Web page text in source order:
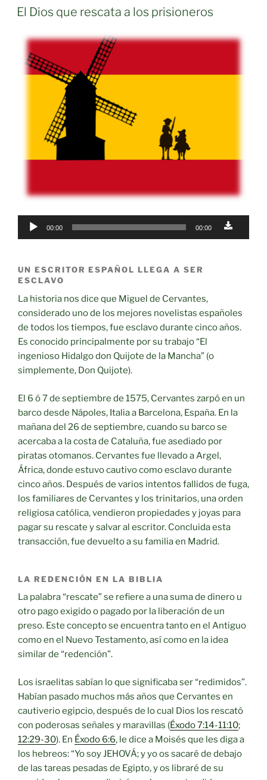
ON
El Dios que rescata a los prisioneros
Audio
00:00 00:00
UN ESCRITOR ESPAÑOL LLEGA A SER
ESCLAVO
La historia nos dice que Miguel de Cervantes,
considerado uno de los mejores novelistas españoles
de todos los tiempos, fue esclavo durante cinco años.
Es conocido principalmente por su trabajo “El
ingenioso Hidalgo don Quijote de la Mancha” (o
simplemente, Don Quijote).
El 6 ó 7 de septiembre de 1575, Cervantes zarpó en un
barco desde Nápoles, Italia a Barcelona, ​​España. En la
mañana del 26 de septiembre, cuando su barco se
acercaba a la costa de Cataluña, fue asediado por
piratas otomanos. Cervantes fue llevado a Argel,
África, donde estuvo cautivo como esclavo durante
cinco años. Después de varios intentos fallidos de fuga,
los familiares de Cervantes y los trinitarios, una orden
religiosa católica, vendieron propiedades y joyas para
pagar su rescate y salvar al escritor. Concluida esta
transacción, fue devuelto a su familia en Madrid.
LA REDENCIÓN EN LA BIBLIA
La palabra “rescate” se refiere a una suma de dinero u
otro pago exigido o pagado por la liberación de un
preso. Este concepto se encuentra tanto en el Antiguo
como en el Nuevo Testamento, así como en la idea
similar de “redención”.
Los israelitas sabían lo que significaba ser “redimidos”.
Habían pasado muchos más años que Cervantes en
cautiverio egipcio, después de lo cual Dios los rescató
con poderosas señales y maravillas (Éxodo 7:14-11:10;
12:29-30). En Éxodo 6:6, le dice a Moisés que les diga a
los hebreos: “Yo soy JEHOVÁ; y yo os sacaré de debajo
de las tareas pesadas de Egipto, y os libraré de su